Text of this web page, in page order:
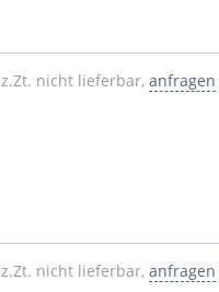
z.Zt. nicht lieferbar, anfragen
z.Zt. nicht lieferbar, anfragen